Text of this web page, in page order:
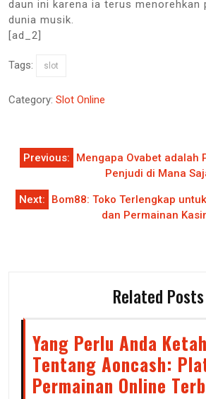
daun ini karena ia terus menorehkan
dunia musik.
[ad_2]
Tags: slot
Category: Slot Online
Post
navigation
Previous:
Mengapa Ovabet adalah
Penjudi di Mana
Next:
Bom88: Toko Terlengkap
dan Permainan
Related Posts
Yang Perlu Anda
Tentang Aoncash:
Permainan Online